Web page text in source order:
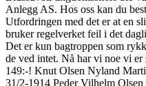
Anlegg AS. Hos oss kan du
Utfordringen med det er at en
bruker regelverket feil i det
Det er kun bagtroppen som
de ved intet. Nå har vi noe vi
149:-! Knut Olsen Nyland
31/2-1914 Peder Vilhelm